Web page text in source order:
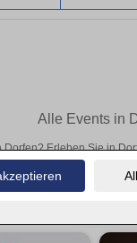
Alle Events in
Erleben Sie in
aufregende